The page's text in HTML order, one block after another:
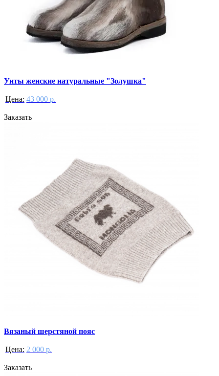
Унты женские натуральные "Золушка"
Цена: 43 000 р.
Заказать
Вязаный шерстяной пояс
Цена: 2 000 р.
Заказать